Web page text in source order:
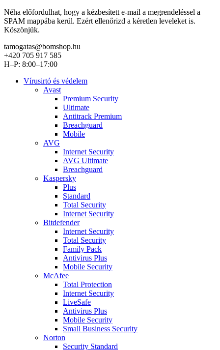
Néha előfordulhat, hogy a kézbesített e-mail a megrendeléssel a
SPAM mappába kerül. Ezért ellenőrizd a kéretlen leveleket is.
Köszönjük.
tamogatas@bomshop.hu
+420 705 917 585
H–P: 8:00–17:00
Vírusirtó és védelem
Avast
Premium Security
Ultimate
Antitrack Premium
Breachguard
Mobile
AVG
Internet Security
AVG Ultimate
Breachguard
Kaspersky
Plus
Standard
Total Security
Internet Security
Bitdefender
Internet Security
Total Security
Family Pack
Antivirus Plus
Mobile Security
McAfee
Total Protection
Internet Security
LiveSafe
Antivirus Plus
Mobile Security
Small Business Security
Norton
Security Standard